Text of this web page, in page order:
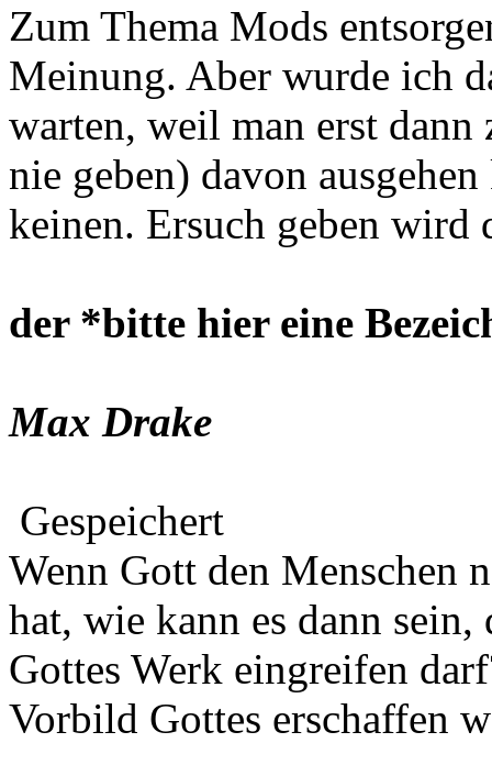
Zum Thema Mods
Meinung. Aber wurde ich
warten, weil man erst
nie geben) davon
keinen. Ersuch geben
der *bitte hier eine
Max Drake
Gespeichert
Wenn Gott den Menschen
hat, wie kann es dann
Gottes Werk eingreifen
Vorbild Gottes erschaffen